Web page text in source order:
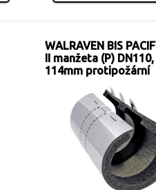
WALRAVEN BIS
II manžeta (P)
114mm protipožární